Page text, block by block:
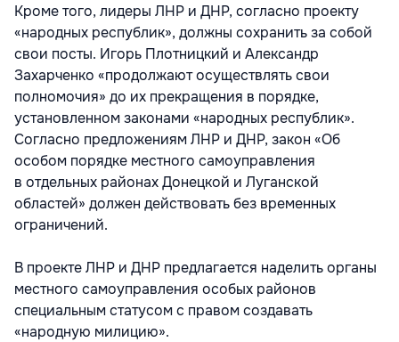
Кроме того, лидеры ЛНР и ДНР, согласно проекту
«народных республик», должны сохранить за собой
свои посты. Игорь Плотницкий и Александр
Захарченко «продолжают осуществлять свои
полномочия» до их прекращения в порядке,
установленном законами «народных республик».
Согласно предложениям ЛНР и ДНР, закон «Об
особом порядке местного самоуправления
в отдельных районах Донецкой и Луганской
областей» должен действовать без временных
ограничений.
В проекте ЛНР и ДНР предлагается наделить органы
местного самоуправления особых районов
специальным статусом с правом создавать
«народную милицию».